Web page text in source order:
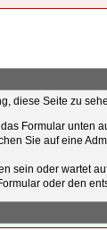
diese Seite zu
Formular unten
Sie auf eine
sein oder wartet
oder den